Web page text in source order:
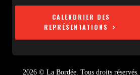
CALENDRIER DES
REPRÉSENTATIONS
2026 © La Bordée. Tous droits réservés.